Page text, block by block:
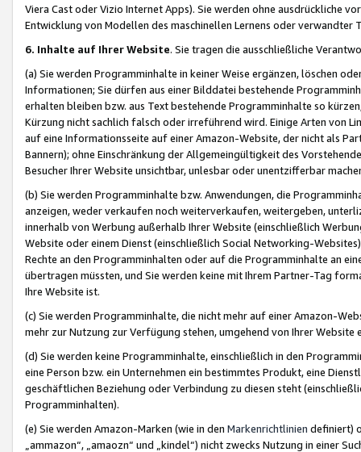
Viera Cast oder Vizio Internet Apps). Sie werden ohne ausdrückliche
Entwicklung von Modellen des maschinellen Lernens oder
6. Inhalte auf Ihrer Website. Sie tragen die ausschließliche
(a) Sie werden Programminhalte in keiner Weise ergänzen, löschen
Informationen; Sie dürfen aus einer Bilddatei bestehende
erhalten bleiben bzw. aus Text bestehende Programminhalte so
Kürzung nicht sachlich falsch oder irreführend wird. Einige Arten von
auf eine Informationsseite auf einer Amazon-Website, der nicht als
Bannern); ohne Einschränkung der Allgemeingültigkeit des
Besucher Ihrer Website unsichtbar, unlesbar oder unentzifferbar
(b) Sie werden Programminhalte bzw. Anwendungen, die
anzeigen, weder verkaufen noch weiterverkaufen, weitergeben,
innerhalb von Werbung außerhalb Ihrer Website (einschließlich
Website oder einem Dienst (einschließlich Social Networking-
Rechte an den Programminhalten oder auf die Programminhalte an
übertragen müssten, und Sie werden keine mit Ihrem Partner-Tag
Ihre Website ist.
(c) Sie werden Programminhalte, die nicht mehr auf einer Amazon-
mehr zur Nutzung zur Verfügung stehen, umgehend von Ihrer
(d) Sie werden keine Programminhalte, einschließlich in den
eine Person bzw. ein Unternehmen ein bestimmtes Produkt, eine
geschäftlichen Beziehung oder Verbindung zu diesen steht
Programminhalten).
(e) Sie werden Amazon-Marken (wie in den Markenrichtlinien definiert)
„ammazon“, „amaozn“ und „kindel“) nicht zwecks Nutzung in einer